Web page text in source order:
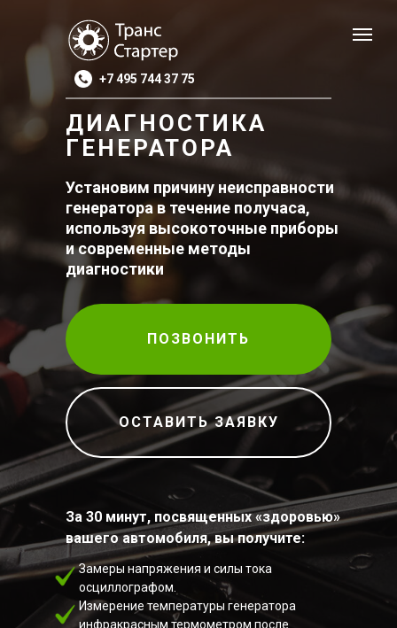
ДИАГНОСТИКА
ГЕНЕРАТОРА
Установим причину неисправности
генератора в течение получаса,
используя высокоточные приборы
и современные методы
диагностики
За 30 минут, посвященных «здоровью»
вашего автомобиля, вы получите:
Замеры напряжения и силы тока
осциллографом.
Измерение температуры генератора
инфракрасным термометром после
+7 495 744 37 75
ПОЗВОНИТЬ
ОСТАВИТЬ ЗАЯВКУ